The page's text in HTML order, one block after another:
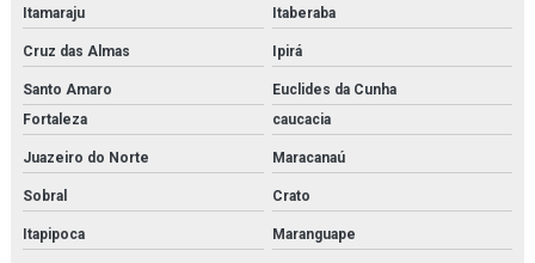
Revendedora de filtro finite
Revendedora de filtro hidráulico racor
Revendedora de purificador para sistema de ar de respiração
Revendedora de sistema multi barreira para filtração de co2
Rk22610
Itamaraju Itaberaba
Cruz das Almas Ipirá
Santo Amaro
Euclides da Cunha
Fortaleza
caucacia
Juazeiro do Norte Maracanaú
Sobral Crato
Itapipoca Maranguape